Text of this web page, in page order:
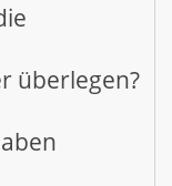
überlegen?